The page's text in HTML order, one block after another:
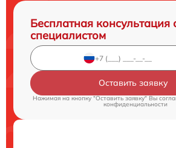
Бесплатная консультация
специалистом
Оставить заявку
Нажимая на кнопку "Оставить заявку" Вы
конфиденциальности